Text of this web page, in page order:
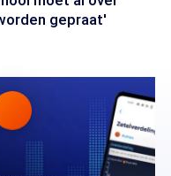
gepraat'